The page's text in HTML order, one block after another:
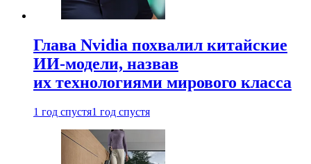
Глава Nvidia похвалил китайские
ИИ-модели, назвав
их технологиями мирового класса
1 год спустя1 год спустя